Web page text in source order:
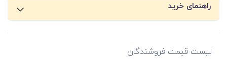
راهنمای خرید
لیست قیمت فروشندگان